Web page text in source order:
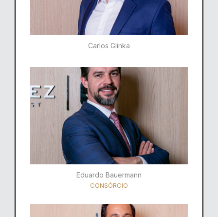
Carlos Glinka
Eduardo Bauermann
CONSÓRCIO